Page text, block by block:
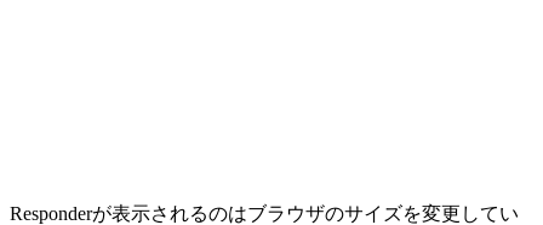
Responderが表示されるのはブラウザのサイズを変更してい